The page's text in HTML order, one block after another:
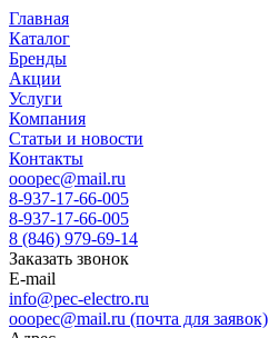
Главная
Каталог
Бренды
Акции
Услуги
Компания
Статьи и новости
Контакты
ooopec@mail.ru
8-937-17-66-005
8-937-17-66-005
8 (846) 979-69-14
Заказать звонок
E-mail
info@pec-electro.ru
ooopec@mail.ru (почта для заявок)